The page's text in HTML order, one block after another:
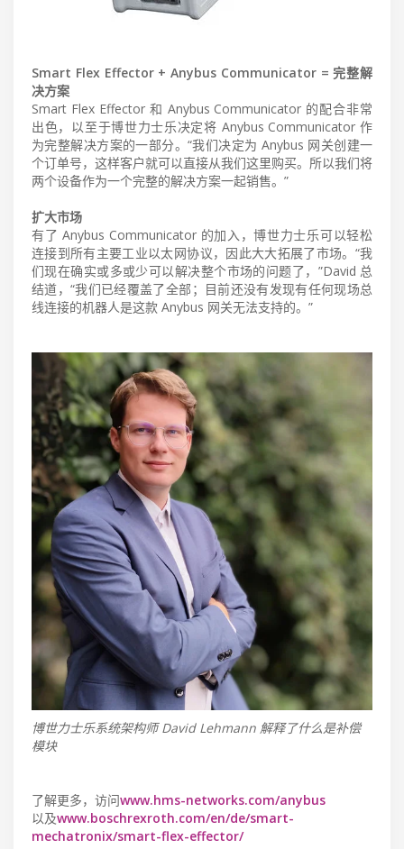
Smart Flex Effector + Anybus Communicator = 完整解
决方案
Smart Flex Effector 和 Anybus Communicator 的配合非常
出色，以至于博世力士乐决定将 Anybus Communicator 作
为完整解决方案的一部分。“我们决定为 Anybus 网关创建一
个订单号，这样客户就可以直接从我们这里购买。所以我们将
两个设备作为一个完整的解决方案一起销售。”
扩大市场
有了 Anybus Communicator 的加入，博世力士乐可以轻松
连接到所有主要工业以太网协议，因此大大拓展了市场。“我
们现在确实或多或少可以解决整个市场的问题了，”David 总
结道，“我们已经覆盖了全部；目前还没有发现有任何现场总
线连接的机器人是这款 Anybus 网关无法支持的。”
博世力士乐系统架构师 David Lehmann 解释了什么是补偿
模块
了解更多，访问www.hms-networks.com/anybus
以及www.boschrexroth.com/en/de/smart-
mechatronix/smart-flex-effector/